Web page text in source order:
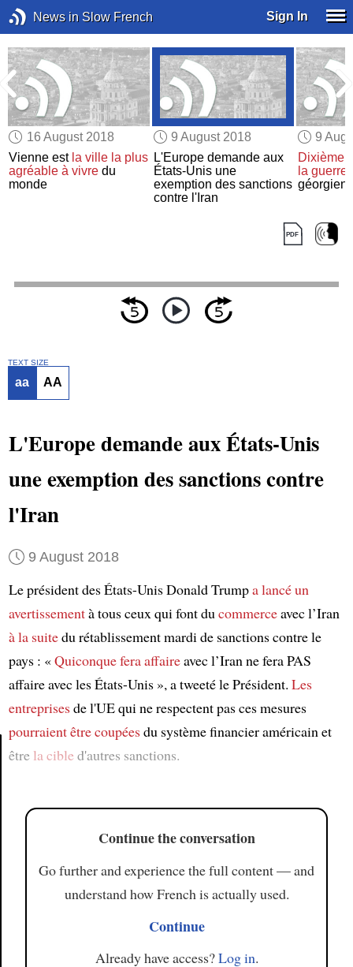
News in Slow French Sign In
16 August 2018
Vienne est la ville la plus
agréable à vivre du
monde
9 August 2018
L'Europe demande aux
États-Unis une
exemption des sanctions
contre l'Iran
9
Dixième
la guerre
TEXT SIZE
aa AA
L'Europe demande aux États-Unis
une exemption des sanctions contre
l'Iran
9 August 2018
Le président des États-Unis Donald Trumpa lancé un
avertissementà tous ceux qui font ducommerceavec l’Iran
à la suitedu rétablissement mardi de sanctions contre le
pays : «Quiconquefera affaireavec l’Iran ne fera PAS
affaire avec les États-Unis », a tweeté le Président. Les
entreprisesde l'UE qui ne respectent pas ces mesures
pourraient être coupéesdu système financier américain et
être la cibled'autres sanctions.
Continue the conversation
Go further and experience the full content — and
understand how French is actually used.
Continue
Already have access?Log in.